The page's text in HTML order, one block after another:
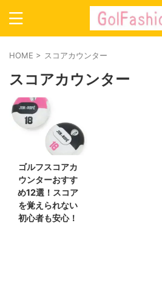
HOME > スコアカウンター
スコアカウンター
ゴルフスコアカ
ウンターおすす
め12選！スコア
を覚えられない
初心者も安心！